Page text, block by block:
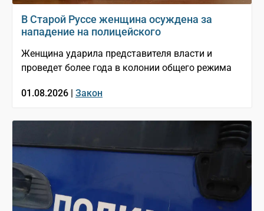
В Старой Руссе женщина осуждена за
нападение на полицейского
Женщина ударила представителя власти и
проведет более года в колонии общего режима
01.08.2026 | Закон